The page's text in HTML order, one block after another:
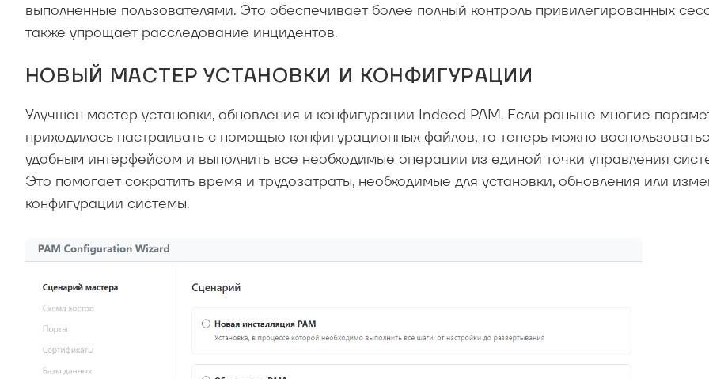
выполненные пользователями. Это обеспечивает более полный контроль привилегированных
также упрощает расследование инцидентов.
НОВЫЙ МАСТЕР УСТАНОВКИ И КОНФИГУРАЦИИ
Улучшен мастер установки, обновления и конфигурации Indeed PAM. Если раньше многие
приходилось настраивать с помощью конфигурационных файлов, то теперь можно
удобным интерфейсом и выполнить все необходимые операции из единой точки управления
Это помогает сократить время и трудозатраты, необходимые для установки, обновления или
конфигурации системы.